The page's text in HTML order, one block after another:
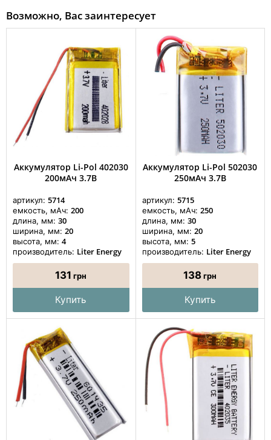
Возможно, Вас заинтересует
Аккумулятор Li-Pol 402030
200мАч 3.7В
артикул: 5714
емкость, мАч: 200
длина, мм: 30
ширина, мм: 20
высота, мм: 4
производитель: Liter Energy
131 грн
Купить
Аккумулятор Li-Pol 502030
250мАч 3.7В
артикул: 5715
емкость, мАч: 250
длина, мм: 30
ширина, мм: 20
высота, мм: 5
производитель: Liter Energy
138грн
Купить